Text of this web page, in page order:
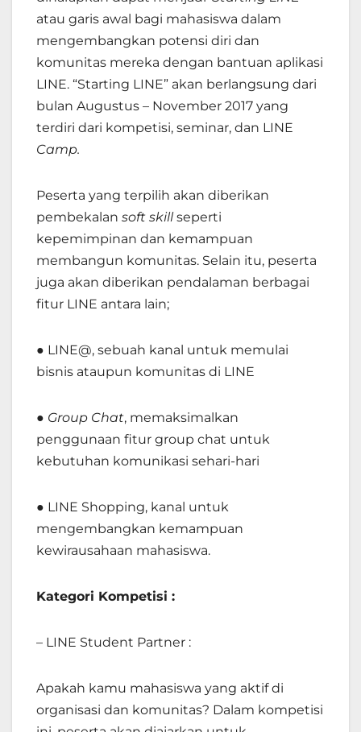
atau garis awal bagi mahasiswa dalam
mengembangkan potensi diri dan
komunitas mereka dengan bantuan aplikasi
LINE. “Starting LINE” akan berlangsung dari
bulan Augustus – November 2017 yang
terdiri dari kompetisi, seminar, dan LINE
Camp.
Peserta yang terpilih akan diberikan
pembekalan soft skillseperti
kepemimpinan dan kemampuan
membangun komunitas. Selain itu, peserta
juga akan diberikan pendalaman berbagai
fitur LINE antara lain;
● LINE@, sebuah kanal untuk memulai
bisnis ataupun komunitas di LINE
● Group Chat, memaksimalkan
penggunaan fitur group chat untuk
kebutuhan komunikasi sehari-hari
● LINE Shopping, kanal untuk
mengembangkan kemampuan
kewirausahaan mahasiswa.
Kategori Kompetisi :
– LINE Student Partner :
Apakah kamu mahasiswa yang aktif di
organisasi dan komunitas? Dalam kompetisi